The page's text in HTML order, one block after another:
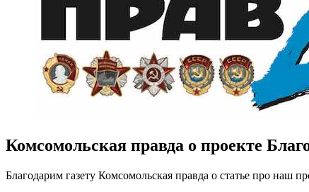
Комсомольская правда о проекте
Благодарим газету Комсомольская правда о статье про наш